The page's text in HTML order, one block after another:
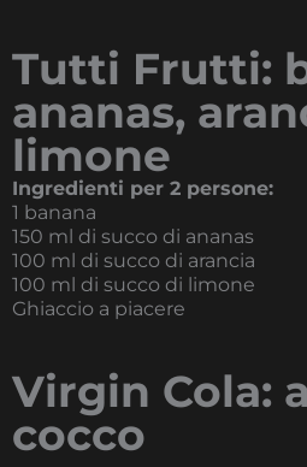
Tutti Frutti:
ananas,
limone
Ingredienti per 2 persone:
1 banana
150 ml di succo di ananas
100 ml di succo di arancia
100 ml di succo di limone
Ghiaccio a piacere
Virgin Cola:
cocco